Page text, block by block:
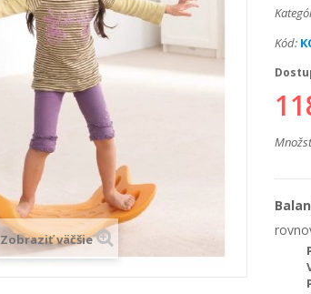
Zobraziť väčšie
Kód: